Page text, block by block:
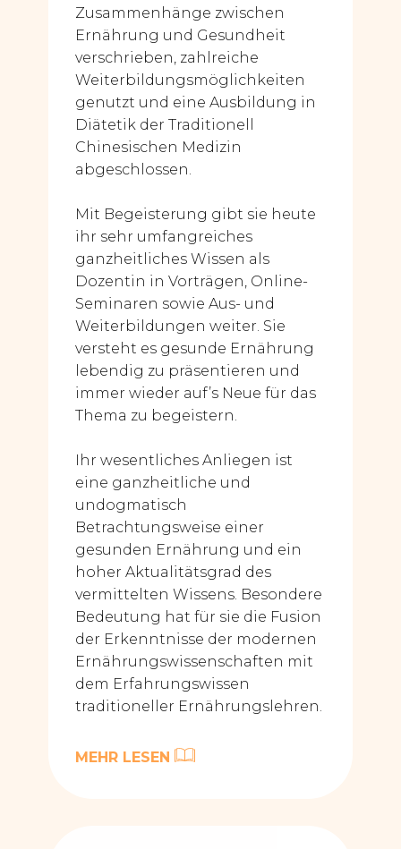
Zusammenhänge zwischen
Ernährung und Gesundheit
verschrieben, zahlreiche
Weiterbildungsmöglichkeiten
genutzt und eine Ausbildung in
Diätetik der Traditionell
Chinesischen Medizin
abgeschlossen.
Mit Begeisterung gibt sie heute
ihr sehr umfangreiches
ganzheitliches Wissen als
Dozentin in Vorträgen, Online-
Seminaren sowie Aus- und
Weiterbildungen weiter. Sie
versteht es gesunde Ernährung
lebendig zu präsentieren und
immer wieder auf’s Neue für das
Thema zu begeistern.
Ihr wesentliches Anliegen ist
eine ganzheitliche und
undogmatisch
Betrachtungsweise einer
gesunden Ernährung und ein
hoher Aktualitätsgrad des
vermittelten Wissens. Besondere
Bedeutung hat für sie die Fusion
der Erkenntnisse der modernen
Ernährungswissenschaften mit
dem Erfahrungswissen
traditioneller Ernährungslehren.
MEHR LESEN